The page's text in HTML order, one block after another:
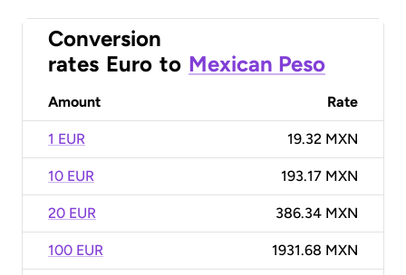
Conversion
rates Euro to Mexican Peso
Amount Rate
1 EUR 19.32 MXN
10 EUR 193.17 MXN
20 EUR 386.34 MXN
100 EUR 1931.68 MXN